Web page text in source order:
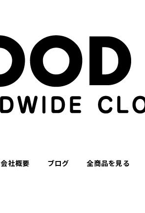
会社概要 ブログ 全商品を見る